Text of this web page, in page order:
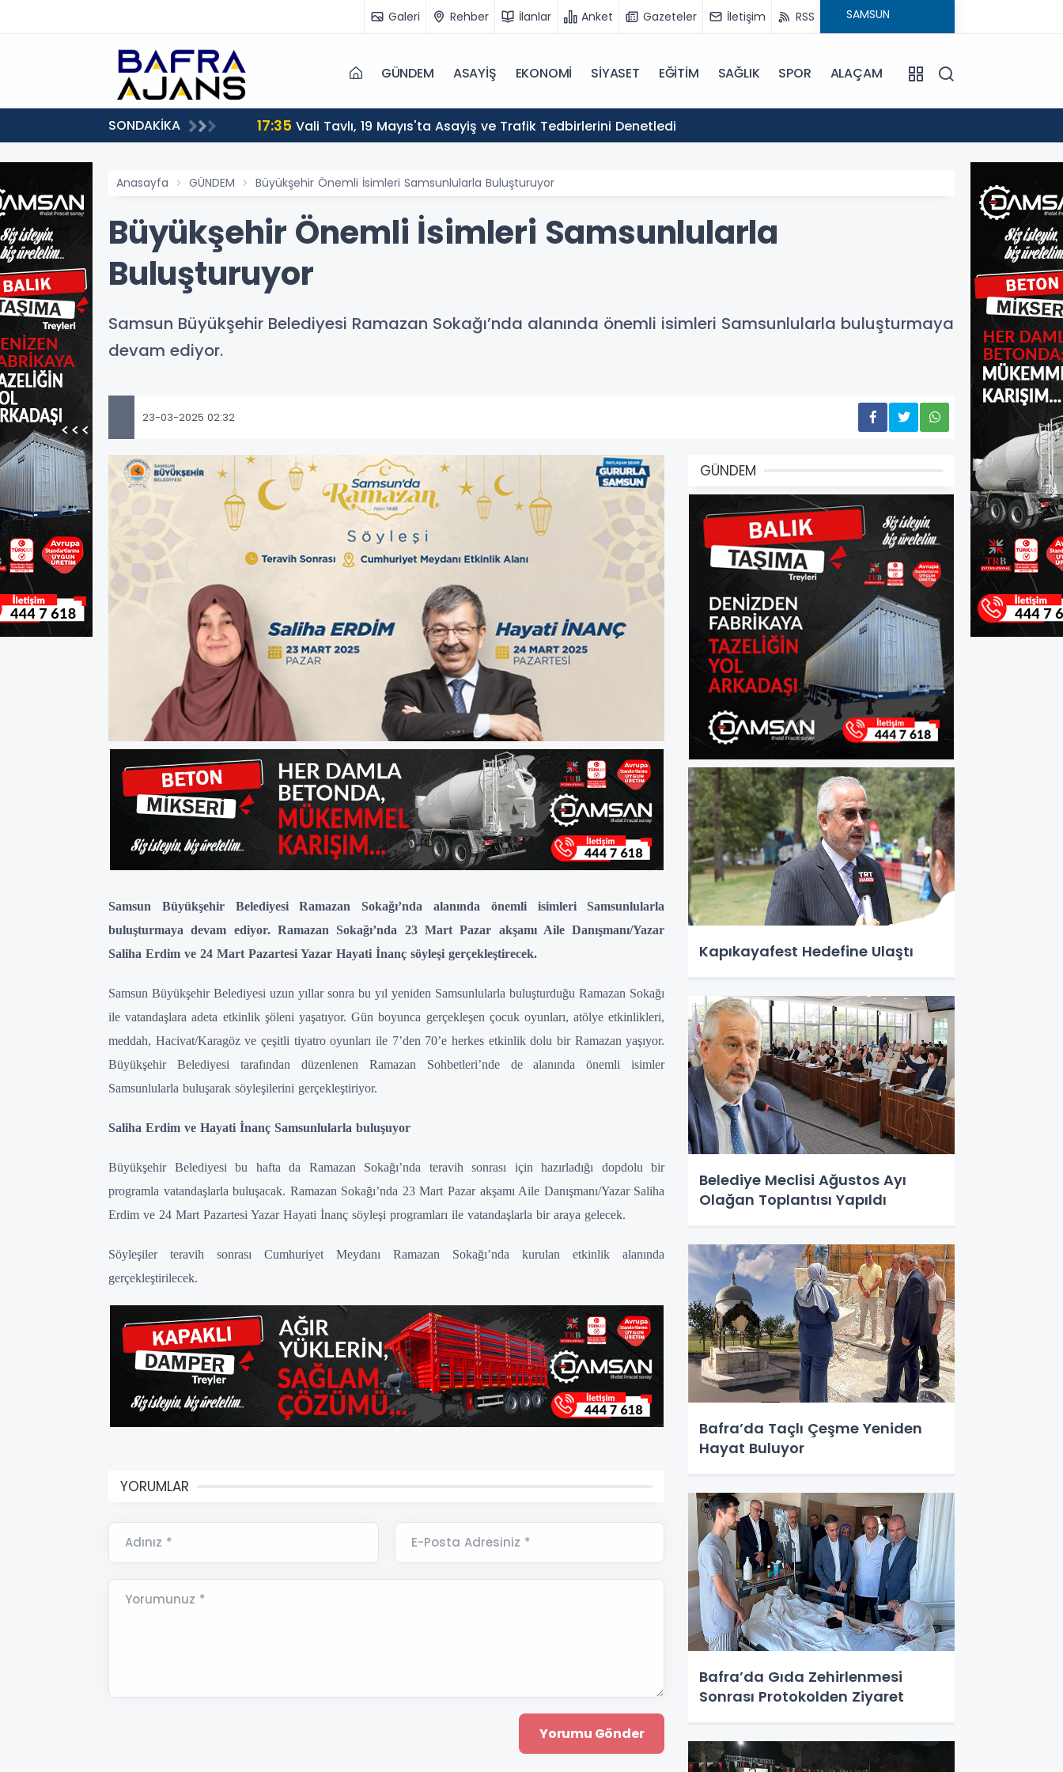
Galeri Rehber İlanlar Anket Gazeteler İletişim RSS
GÜNDEM ASAYİŞ EKONOMİ SİYASET EĞİTİM SAĞLIK SPOR ALAÇAM
SONDAKİKA 17:35 Vali Tavlı, 19 Mayıs'ta Asayiş ve Trafik Tedbirlerini Denetledi
Anasayfa GÜNDEM Büyükşehir Önemli İsimleri Samsunlularla Buluşturuyor
Büyükşehir Önemli İsimleri Samsunlularla
Buluşturuyor
Samsun Büyükşehir Belediyesi Ramazan Sokağı’nda alanında önemli isimleri Samsunlularla buluşturmaya
devam ediyor.
23-03-2025 02:32
Samsun Büyükşehir Belediyesi Ramazan Sokağı’nda alanında önemli isimleri Samsunlularla
buluşturmaya devam ediyor. Ramazan Sokağı’nda 23 Mart Pazar akşamı Aile Danışmanı/Yazar
Saliha Erdim ve 24 Mart Pazartesi Yazar Hayati İnanç söyleşi gerçekleştirecek.
Samsun Büyükşehir Belediyesi uzun yıllar sonra bu yıl yeniden Samsunlularla buluşturduğu Ramazan Sokağı
ile vatandaşlara adeta etkinlik şöleni yaşatıyor. Gün boyunca gerçekleşen çocuk oyunları, atölye etkinlikleri,
meddah, Hacivat/Karagöz ve çeşitli tiyatro oyunları ile 7’den 70’e herkes etkinlik dolu bir Ramazan yaşıyor.
Büyükşehir Belediyesi tarafından düzenlenen Ramazan Sohbetleri’nde de alanında önemli isimler
Samsunlularla buluşarak söyleşilerini gerçekleştiriyor.
Saliha Erdim ve Hayati İnanç Samsunlularla buluşuyor
Büyükşehir Belediyesi bu hafta da Ramazan Sokağı’nda teravih sonrası için hazırladığı dopdolu bir
programla vatandaşlarla buluşacak. Ramazan Sokağı’nda 23 Mart Pazar akşamı Aile Danışmanı/Yazar Saliha
Erdim ve 24 Mart Pazartesi Yazar Hayati İnanç söyleşi programları ile vatandaşlarla bir araya gelecek.
Söyleşiler teravih sonrası Cumhuriyet Meydanı Ramazan Sokağı’nda kurulan etkinlik alanında
gerçekleştirilecek.
YORUMLAR
Adınız * E-Posta Adresiniz *
Yorumunuz *
GÜNDEM
Kapıkayafest Hedefine Ulaştı
Belediye Meclisi Ağustos Ayı
Olağan Toplantısı Yapıldı
Bafra’da Taçlı Çeşme Yeniden
Hayat Buluyor
Bafra’da Gıda Zehirlenmesi
Sonrası Protokolden Ziyaret